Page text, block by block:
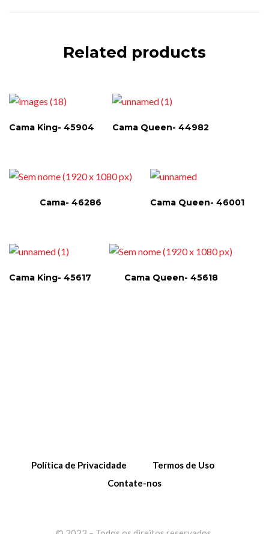
Related products
Cama King- 45904 Cama Queen- 44982
Cama- 46286 Cama Queen- 46001
Cama King- 45617 Cama Queen- 45618
Política de Privacidade
Termos de Uso
Contate-nos